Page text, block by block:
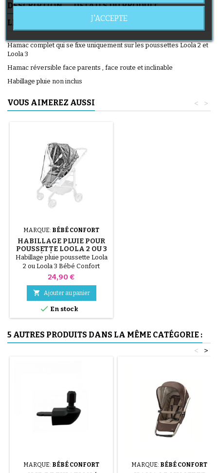
DESCRIPTION
DÉTAILS DU PRODUIT
LIVRAISON
Hamac complet qui se fixe uniquement sur les poussettes Loola 2 et
Loola 3
Hamac réversible face parents , face route et inclinable
Habillage pluie non inclus
VOUS AIMEREZ AUSSI >
<
MARQUE: BÉBÉ CONFORT
HABILLAGE PLUIE POUR
POUSSETTE LOOLA 2 OU 3
BÉBÉ CONFORT
Habillage pluie poussette Loola
2 ou Loola 3 Bébé Confort
Prix
24,90 €
 Ajouter au panier
 En stock
5 AUTRES PRODUITS DANS LA MÊME CATÉGORIE :
>
<
MARQUE: BÉBÉ CONFORT MARQUE: BÉBÉ CONFORT
J'ACCEPTE